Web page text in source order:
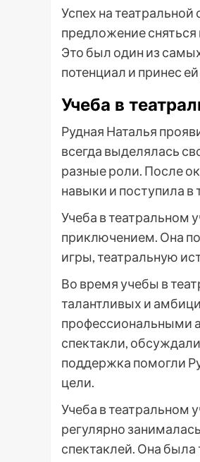
Успех на
предложение
Это был один из
потенциал и принес
Учеба в
Рудная Наталья
всегда выделялась
разные роли. После
навыки и поступила
Учеба в театральном
приключением. Она
игры, театральную
Во время учебы в
талантливых и
профессиональными
спектакли,
поддержка помогли
цели.
Учеба в театральном
регулярно
спектаклей. Она